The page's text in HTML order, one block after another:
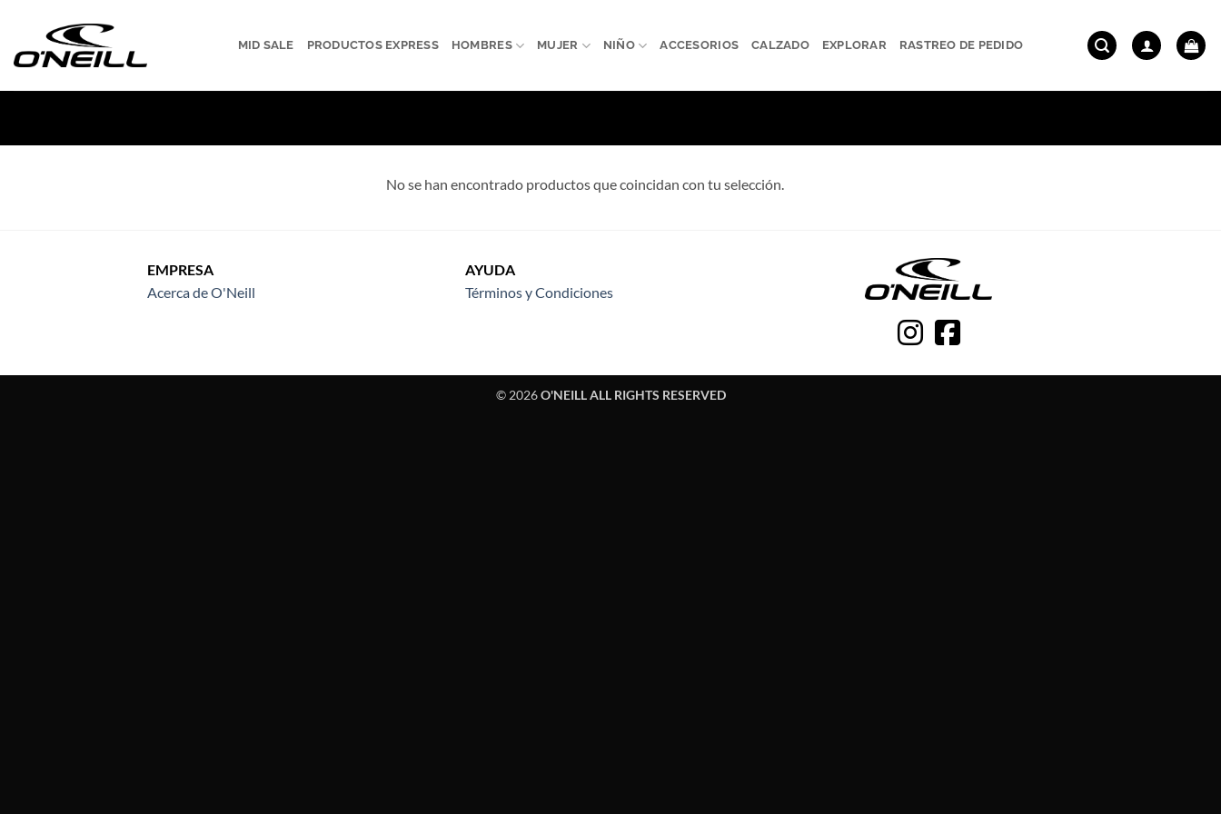
contenido
MID SALE PRODUCTOS EXPRESS HOMBRES MUJER NIÑO ACCESORIOS CALZADO EXPLORAR RASTREO DE PEDIDO
No se han encontrado productos que coincidan con tu selección.
EMPRESA
Acerca de O'Neill
AYUDA
Términos y Condiciones
© 2026O'NEILL ALL RIGHTS RESERVED